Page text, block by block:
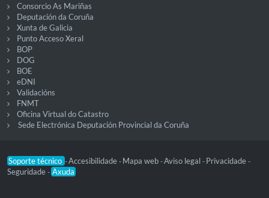
Consorcio As Mariñas
Deputación da Coruña
Xunta de Galicia
Punto Acceso Xeral
BOP
DOG
BOE
eDNI
Validacións
FNMT
Oficina Virtual do Catastro
Sede Electrónica Deputación Provincial da Coruña
Soporte técnico -Accesibilidade - Mapa web -Aviso legal - Privacidade -
Seguridade - Axuda